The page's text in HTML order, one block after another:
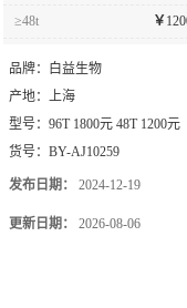
≥48t ￥
品牌：
白益生物
产地： 上海
型号： 96T 1800元 48T 1200元
货号： BY-AJ10259
发布日期： 2024-12-19
更新日期： 2026-08-06